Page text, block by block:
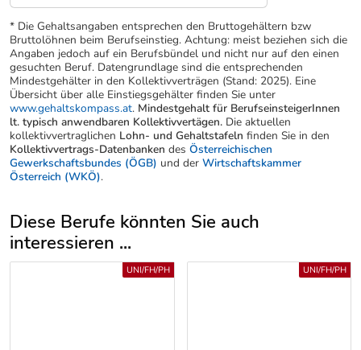
* Die Gehaltsangaben entsprechen den Bruttogehältern bzw
Bruttolöhnen beim Berufseinstieg. Achtung: meist beziehen sich die
Angaben jedoch auf ein Berufsbündel und nicht nur auf den einen
gesuchten Beruf. Datengrundlage sind die entsprechenden
Mindestgehälter in den Kollektivverträgen (Stand: 2025). Eine
Übersicht über alle Einstiegsgehälter finden Sie unter
www.gehaltskompass.at. Mindestgehalt für BerufseinsteigerInnen
lt. typisch anwendbaren Kollektivvertägen. Die aktuellen
kollektivvertraglichen Lohn- und Gehaltstafeln finden Sie in den
Kollektivvertrags-Datenbanken des Österreichischen
Gewerkschaftsbundes (ÖGB) und der Wirtschaftskammer
Österreich (WKÖ).
Diese Berufe könnten Sie auch
interessieren ...
Uber weitere Berufsvorschläge
UNI/FH/PH UNI/FH/PH